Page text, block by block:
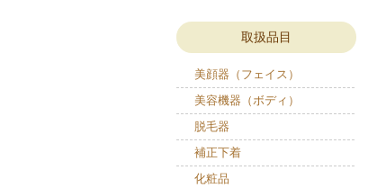
取扱品目
美顔器（フェイス）
美容機器（ボディ）
脱毛器
補正下着
化粧品